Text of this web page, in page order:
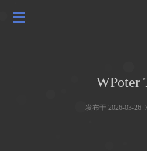
WPoter
发布于 2026-03-26